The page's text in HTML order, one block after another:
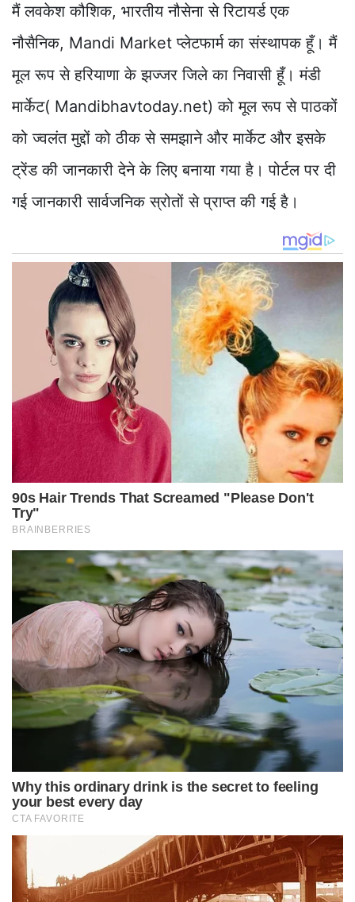
मैं लवकेश कौशिक, भारतीय नौसेना से रिटायर्ड एक
नौसैनिक, Mandi Market प्लेटफार्म का संस्थापक हूँ। मैं
मूल रूप से हरियाणा के झज्जर जिले का निवासी हूँ। मंडी
मार्केट( Mandibhavtoday.net) को मूल रूप से पाठकों
को ज्वलंत मुद्दों को ठीक से समझाने और मार्केट और इसके
ट्रेंड की जानकारी देने के लिए बनाया गया है। पोर्टल पर दी
गई जानकारी सार्वजनिक स्रोतों से प्राप्त की गई है।